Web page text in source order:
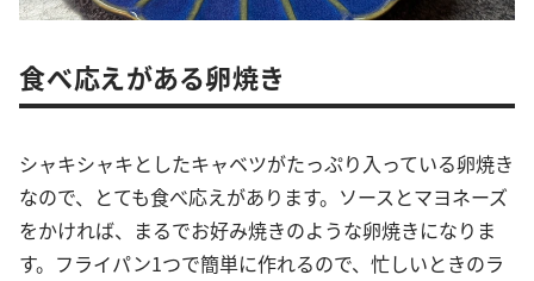
食べ応えがある卵焼き
シャキシャキとしたキャベツがたっぷり入っている卵焼き
なので、とても食べ応えがあります。ソースとマヨネーズ
をかければ、まるでお好み焼きのような卵焼きになりま
す。フライパン1つで簡単に作れるので、忙しいときのラ